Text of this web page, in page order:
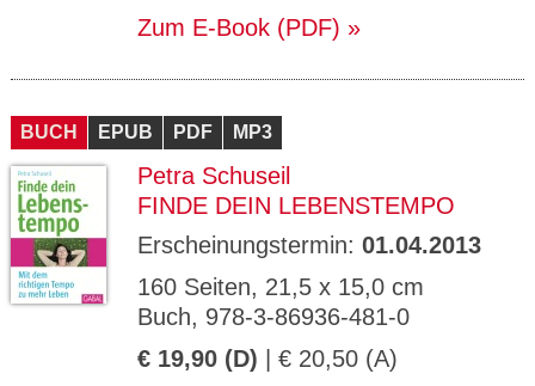
Zum E-Book (PDF)
BUCH EPUB PDF MP3
Petra Schuseil
FINDE DEIN LEBENSTEMPO
Erscheinungstermin: 01.04.2013
160 Seiten, 21,5 x 15,0 cm
Buch, 978-3-86936-481-0
€ 19,90 (D) | € 20,50 (A)